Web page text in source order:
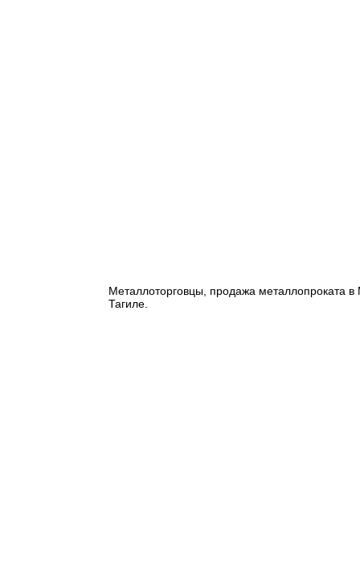
Металлоторговцы, продажа металлопроката
Тагиле.